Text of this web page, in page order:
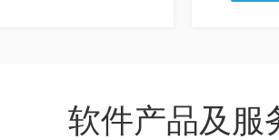
软件产品及服